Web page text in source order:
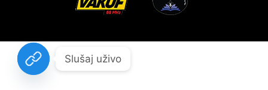
Slušaj uživo